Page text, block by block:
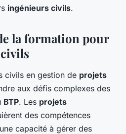
ingénieurs civils.
la formation pour
civils en gestion de projets
aux défis complexes des
BTP. Les projets
des compétences
capacité à gérer des